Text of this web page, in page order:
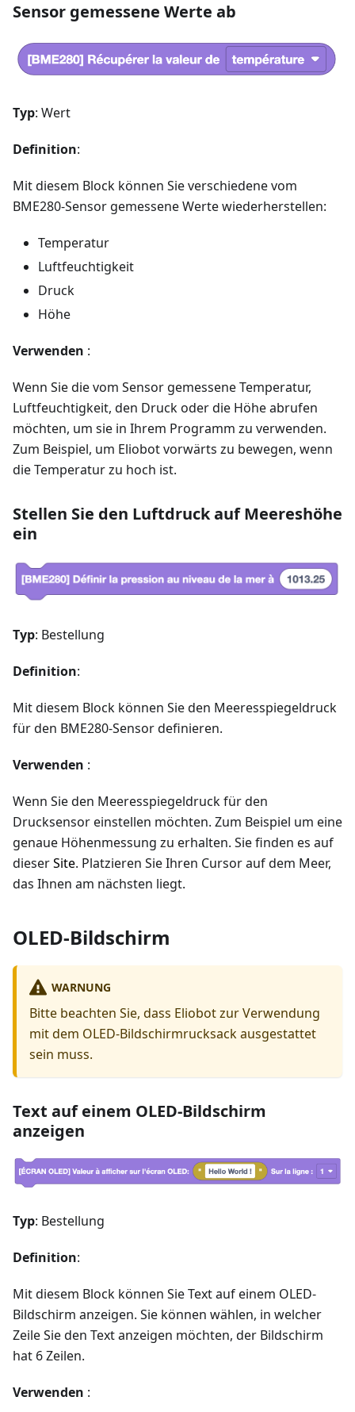
Sensor gemessene Werte ab
Typ: Wert
Definition:
Mit diesem Block können Sie verschiedene vom
BME280-Sensor gemessene Werte wiederherstellen:
Temperatur
Luftfeuchtigkeit
Druck
Höhe
Verwenden :
Wenn Sie die vom Sensor gemessene Temperatur,
Luftfeuchtigkeit, den Druck oder die Höhe abrufen
möchten, um sie in Ihrem Programm zu verwenden.
Zum Beispiel, um Eliobot vorwärts zu bewegen, wenn
die Temperatur zu hoch ist.
Stellen Sie den Luftdruck auf Meereshöhe
ein
Typ: Bestellung
Definition:
Mit diesem Block können Sie den Meeresspiegeldruck
für den BME280-Sensor definieren.
Verwenden :
Wenn Sie den Meeresspiegeldruck für den
Drucksensor einstellen möchten. Zum Beispiel um eine
genaue Höhenmessung zu erhalten. Sie finden es auf
dieserSite. Platzieren Sie Ihren Cursor auf dem Meer,
das Ihnen am nächsten liegt.
OLED-Bildschirm
WARNUNG
Bitte beachten Sie, dass Eliobot zur Verwendung
mit dem OLED-Bildschirmrucksack ausgestattet
sein muss.
Text auf einem OLED-Bildschirm
anzeigen
Typ: Bestellung
Definition:
Mit diesem Block können Sie Text auf einem OLED-
Bildschirm anzeigen. Sie können wählen, in welcher
Zeile Sie den Text anzeigen möchten, der Bildschirm
hat 6 Zeilen.
Verwenden :